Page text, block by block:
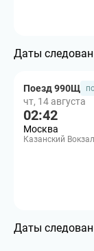
Даты
Поезд 990Щ
чт, 14 августа
02:42
Москва
Казанский Вокзал
Даты